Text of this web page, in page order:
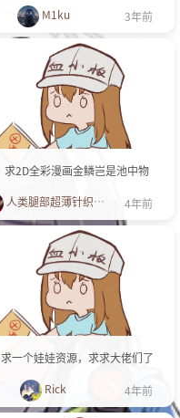
M1ku
3年前
求2D全彩漫画金鳞岂是池中物
人类腿部超薄针织物爱好者 4年前
求一个娃娃资源，求求大佬们了
Rick 4年前